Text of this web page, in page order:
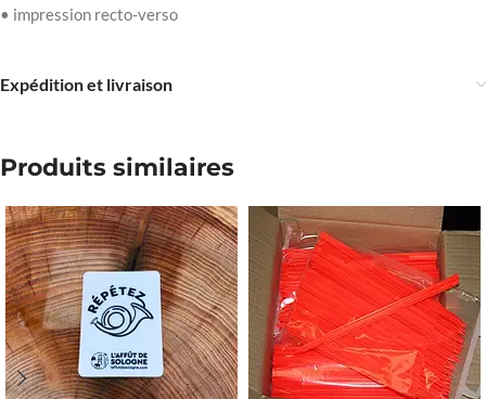
• impression recto-verso
Expédition et livraison
Produits similaires